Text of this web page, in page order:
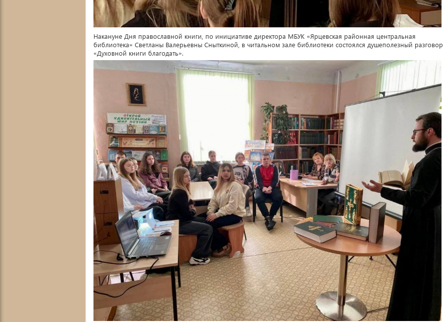
Накануне Дня православной книги, по инициативе директора МБУК «Ярцевская районная центральная
библиотека» Светланы Валерьевны Сныткиной, в читальном зале библиотеки состоялся душеполезный разговор
«Духовной книги благодать».